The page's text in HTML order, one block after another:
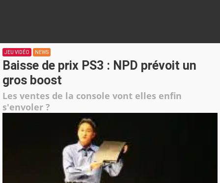
JEU VIDÉO NEWS
Baisse de prix PS3 : NPD prévoit un
gros boost
Les ventes de la console vont elles enfin
s'envoler ?